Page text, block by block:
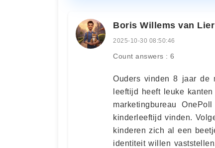
Boris Willems van Lier
2025-10-30 08:50:46
Count answers : 6
Ouders vinden 8 jaar de
leeftijd heeft leuke
marketingbureau
kinderleeftijd vinden.
kinderen zich al een
identiteit willen